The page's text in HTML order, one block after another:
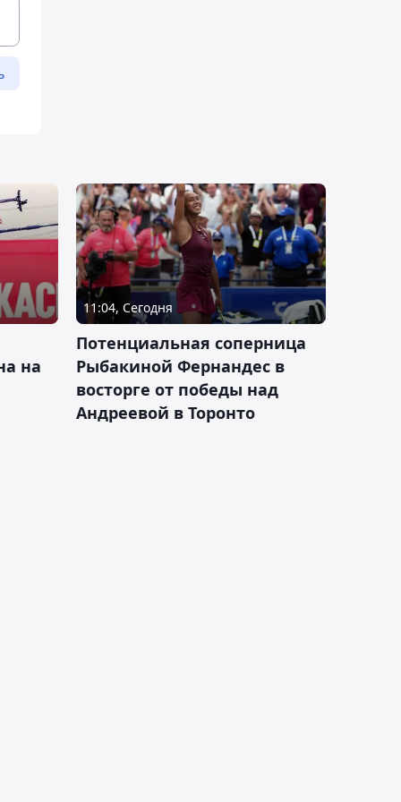
на
11:04, Сегодня
Потенциальная соперница
Рыбакиной Фернандес в
восторге от победы над
Андреевой в Торонто